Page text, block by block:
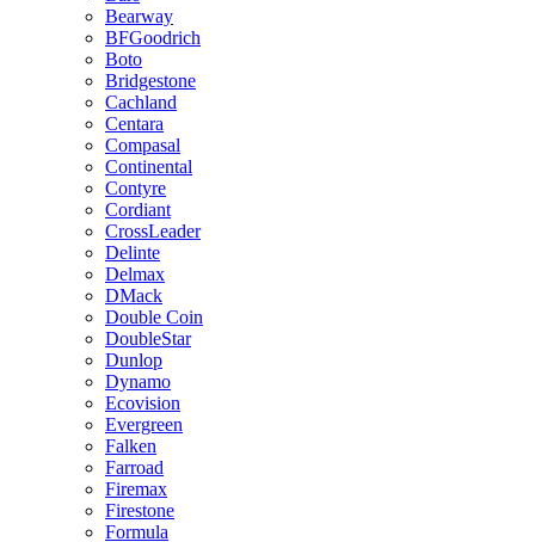
Bearway
BFGoodrich
Boto
Bridgestone
Cachland
Centara
Compasal
Continental
Contyre
Cordiant
CrossLeader
Delinte
Delmax
DMack
Double Coin
DoubleStar
Dunlop
Dynamo
Ecovision
Evergreen
Falken
Farroad
Firemax
Firestone
Formula